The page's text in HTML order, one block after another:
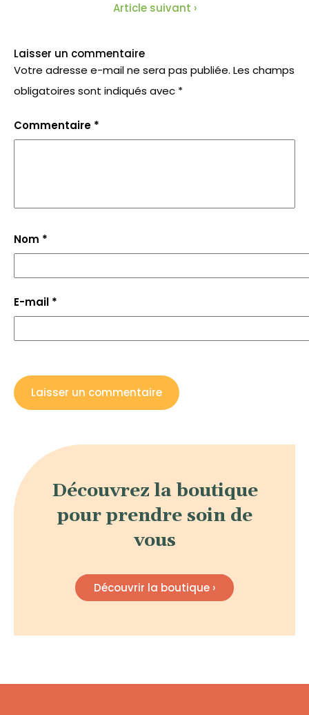
Article suivant ›
Laisser un commentaire
Votre adresse e-mail ne sera pas publiée. Les champs
obligatoires sont indiqués avec *
Commentaire *
Nom *
E-mail *
Découvrez la boutique
pour prendre soin de
vous
Découvrir la boutique ›